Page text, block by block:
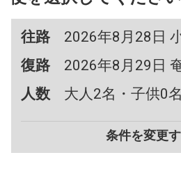
往路
2026年8月28日
復路
2026年8月29日
人数
大人2名・子供0名
条件を変更